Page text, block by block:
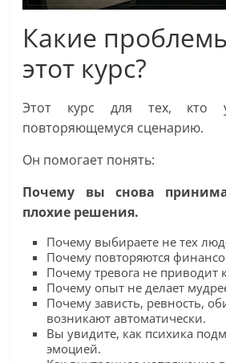
Какие
этот курс?
Этот курс для тех, кто
повторяющемуся сценарию.
Он помогает понять:
Почему вы снова
плохие решения.
Почему выбираете не тех
Почему повторяются
Почему тревога не приводит
Почему опыт не делает
Почему зависть, ревность,
возникают автоматически.
Вы увидите, как психика
эмоцией.